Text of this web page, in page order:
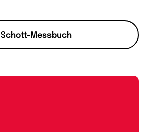
Schott-Messbuch